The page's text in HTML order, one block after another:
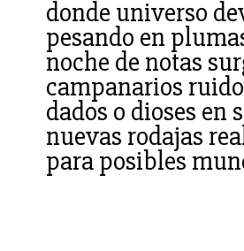
donde universo
pesando en
noche de notas
campanarios
dados o dioses en
nuevas rodajas
para posibles